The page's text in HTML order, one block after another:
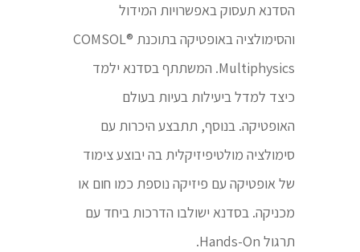
הסדנא תעסוק באפשרויות המידול
והסימולציה באופטיקה בתוכנת ®COMSOL
Multiphysics. המשתתף בסדנא ילמד
כיצד למדל ביעילות בעיות בעולם
האופטיקה. בנוסף, תתבצע היכרות עם
סימולציה מולטיפיזיקלית בה יבוצע צימוד
של אופטיקה עם פיזיקה נוספת כמו חום או
מכניקה. בסדנא ישולבו הדרכות ביחד עם
תרגול Hands-On.